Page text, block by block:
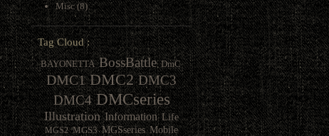
Misc(8)
Tag Cloud :
BAYONETTA BossBattle DmC
DMC1 DMC2 DMC3
DMC4 DMCseries
Illustration Information Life
MGS2 MGS3 MGSseries Mobile